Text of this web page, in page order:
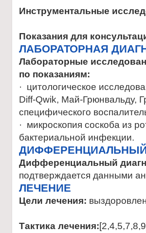
Инструментальные
Показания для
ЛАБОРАТОРНАЯ
Лабораторные
по показаниям:
· цитологическое
Diff-Qwik, Май-Грюнвальду,
специфического
· микроскопия соскоба из
бактериальной инфекции.
Дифференциальный
подтверждается данными
ЛЕЧЕНИЕ
Цели лечения:
Тактика лечения: